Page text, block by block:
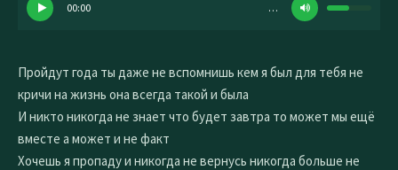
00:00 …
Пройдут года ты даже не вспомнишь кем я был для тебя не
кричи на жизнь она всегда такой и была
И никто никогда не знает что будет завтра то может мы ещё
вместе а может и не факт
Хочешь я пропаду и никогда не вернусь никогда больше не